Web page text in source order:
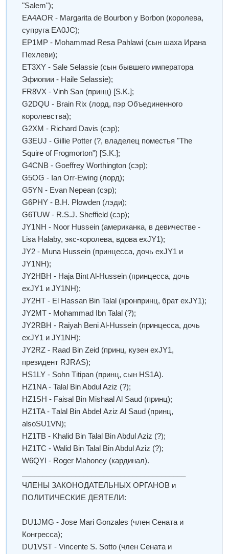
"Salem");
EA4AOR - Margarita de Bourbon y Borbon (королева,
супруга EA0JC);
EP1MP - Mohammad Resa Pahlawi (сын шаха Ирана
Пехлеви);
ET3XY - Sale Selassie (сын бывшего императора
Эфиопии - Haile Selassie);
FR8VX - Vinh San (принц) [S.K.];
G2DQU - Brain Rix (лорд, пэр Объединенного
королевства);
G2XM - Richard Davis (сэр);
G3EUJ - Gillie Potter (?, владелец поместья "The
Squire of Frogmorton") [S.K.];
G4CNB - Goeffrey Worthington (сэр);
G5OG - Ian Orr-Ewing (лорд);
G5YN - Evan Nepean (сэр);
G6PHY - B.H. Plowden (лэди);
G6TUW - R.S.J. Sheffield (сэр);
JY1NH - Noor Hussein (американка, в девичестве -
Lisa Halaby, экс-королева, вдова exJY1);
JY2 - Мuna Hussein (принцесса, дочь exJY1 и
JY1NH);
JY2HBH - Haja Bint Al-Hussein (принцесса, дочь
exJY1 и JY1NH);
JY2HT - El Hassan Bin Talal (кронпринц, брат exJY1);
JY2MT - Mohammad Ibn Talal (?);
JY2RBH - Raiyah Beni Al-Hussein (принцесса, дочь
exJY1 и JY1NH);
JY2RZ - Raad Bin Zeid (принц, кузен exJY1,
президент RJRAS);
HS1LY - Sohn Тitipan (принц, сын HS1A).
HZ1NA - Talal Bin Abdul Aziz (?);
HZ1SH - Faisal Bin Mishaal Al Saud (принц);
HZ1TA - Тalal Bin Аbdel Аziz Al Saud (принц,
alsoSU1VN);
HZ1TB - Khalid Bin Talal Bin Abdul Aziz (?);
HZ1TC - Walid Bin Talal Bin Abdul Aziz (?);
W6QYI - Roger Mahoney (кардинал).
ЧЛЕНЫ ЗАКОНОДАТЕЛЬНЫХ ОРГАНОВ и
ПОЛИТИЧЕСКИЕ ДЕЯТЕЛИ:
DU1JMG - Jose Mari Gonzales (член Сената и
Конгресса);
DU1VST - Vincente S. Sotto (член Сената и